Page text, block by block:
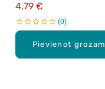
Pievienot grozam
4,79 €
0